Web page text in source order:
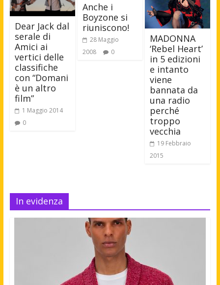
Dear Jack dal
serale di
Amici ai
vertici delle
classifiche
con “Domani
è un altro
film”
1 Maggio 2014
0
Anche i
Boyzone si
riuniscono!
28 Maggio
2008
0
MADONNA
‘Rebel Heart’
in 5 edizioni
e intanto
viene
bannata da
una radio
perché
troppo
vecchia
19 Febbraio
2015
In evidenza